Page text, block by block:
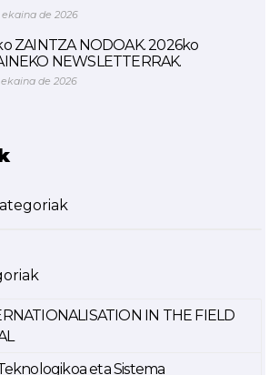
ekaina de 2026
ZAINTZA NODOAK. 2026ko
NEWSLETTERRAK.
de 2026
IN THE FIELD
eta Sistema